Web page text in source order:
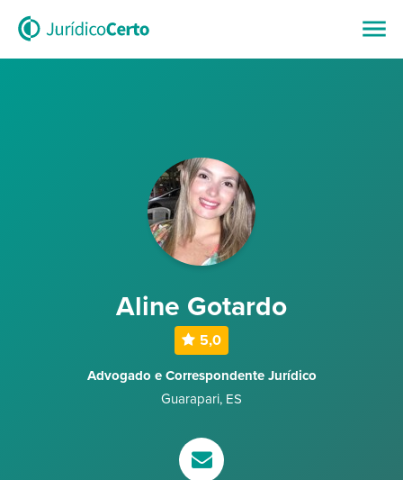
Aline Gotardo
5,0
Advogado e Correspondente Jurídico
Guarapari, ES